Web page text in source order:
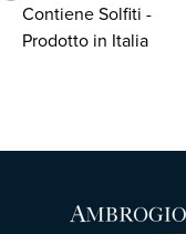
Contiene Solfiti -
Prodotto in Italia